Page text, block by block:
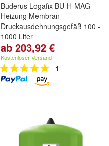
Buderus Logafix BU-H MAG
Heizung Membran
Druckausdehnungsgefäß 100 -
1000 Liter
ab 203,92 €
Kostenloser Versand
1